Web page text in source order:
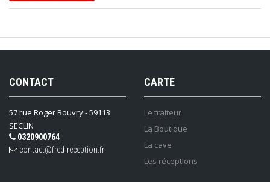
CONTACT
57 rue Roger Bouvry - 59113
SECLIN
0320900764
contact@fred-reception.fr
CARTE
Le traiteur
La Boutique
La cave
Les réceptions